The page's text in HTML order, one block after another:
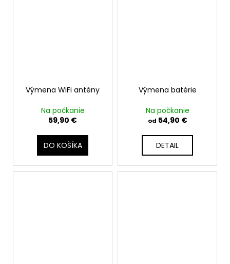
Výmena WiFi antény
Na počkanie
59,90 €
DO KOŠÍKA
Výmena batérie
Na počkanie
od 54,90 €
DETAIL